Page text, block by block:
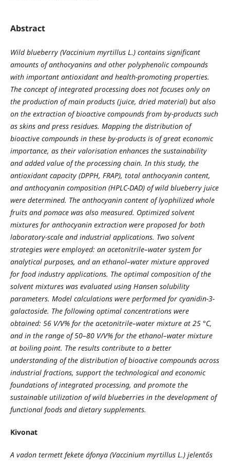
Abstract
Wild blueberry (Vaccinium myrtillus L.) contains significant
amounts of anthocyanins and other polyphenolic compounds
with important antioxidant and health-promoting properties.
The concept of integrated processing does not focuses only on
the production of main products (juice, dried material) but also
on the extraction of bioactive compounds from by-products such
as skins and press residues. Mapping the distribution of
bioactive compounds in these by-products is of great economic
importance, as their valorisation enhances the sustainability
and added value of the processing chain. In this study, the
antioxidant capacity (DPPH, FRAP), total anthocyanin content,
and anthocyanin composition (HPLC-DAD) of wild blueberry juice
were determined. The anthocyanin content of lyophilized whole
fruits and pomace was also measured. Optimized solvent
mixtures for anthocyanin extraction were proposed for both
laboratory-scale and industrial applications. Two solvent
strategies were employed: an acetonitrile–water system for
analytical purposes, and an ethanol–water mixture approved
for food industry applications. The optimal composition of the
solvent mixtures was evaluated using Hansen solubility
parameters. Model calculations were performed for cyanidin-3-
galactoside. The following optimal concentrations were
obtained: 56 V/V% for the acetonitrile–water mixture at 25 °C,
and in the range of 50–80 V/V% for the ethanol–water mixture
at boiling point. The results contribute to a better
understanding of the distribution of bioactive compounds across
industrial fractions, support the technological and economic
foundations of integrated processing, and promote the
sustainable utilization of wild blueberries in the development of
functional foods and dietary supplements.
Kivonat
A vadon termett fekete áfonya (Vaccinium myrtillus L.) jelentős